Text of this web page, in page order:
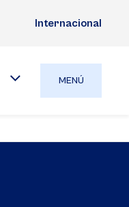
Internacional
MENÚ